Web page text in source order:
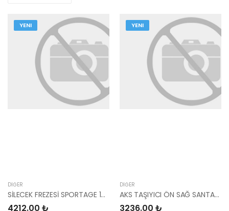
YENI
DIĞER
SİLECEK FREZESİ SPORTAGE 16 98120-D9000 HMC
4212.00 ₺
YENI
DIĞER
AKS TAŞIYICI ÖN SAĞ SANTAFE 06/10 51716-2B050 YS
3236.00 ₺